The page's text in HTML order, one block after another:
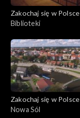
Zakochaj się w Polsce
Biblioteki
Zakochaj się w Polsce
Nowa Sól